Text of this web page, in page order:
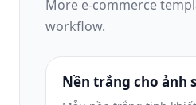
More e-commerce
workflow.
Nền trắng cho ảnh